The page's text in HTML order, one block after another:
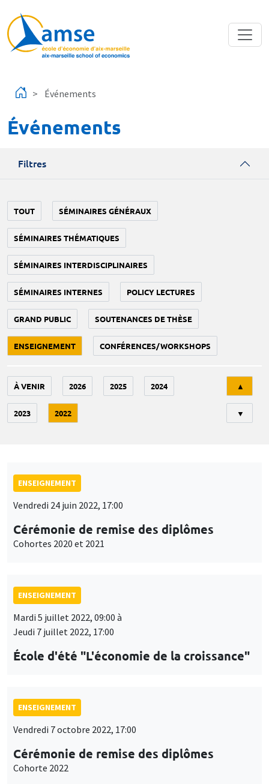
Événements
Événements
Filtres
TOUT SÉMINAIRES GÉNÉRAUX
SÉMINAIRES THÉMATIQUES
SÉMINAIRES INTERDISCIPLINAIRES
SÉMINAIRES INTERNES POLICY LECTURES
GRAND PUBLIC SOUTENANCES DE THÈSE
ENSEIGNEMENT CONFÉRENCES/WORKSHOPS
À VENIR 2026 2025 2024
2023 2022
▲
▼
ENSEIGNEMENT
Vendredi 24 juin 2022, 17:00
Cérémonie de remise des diplômes
Cohortes 2020 et 2021
ENSEIGNEMENT
Mardi 5 juillet 2022, 09:00 à
Jeudi 7 juillet 2022, 17:00
École d'été "L'économie de la croissance"
ENSEIGNEMENT
Vendredi 7 octobre 2022, 17:00
Cérémonie de remise des diplômes
Cohorte 2022